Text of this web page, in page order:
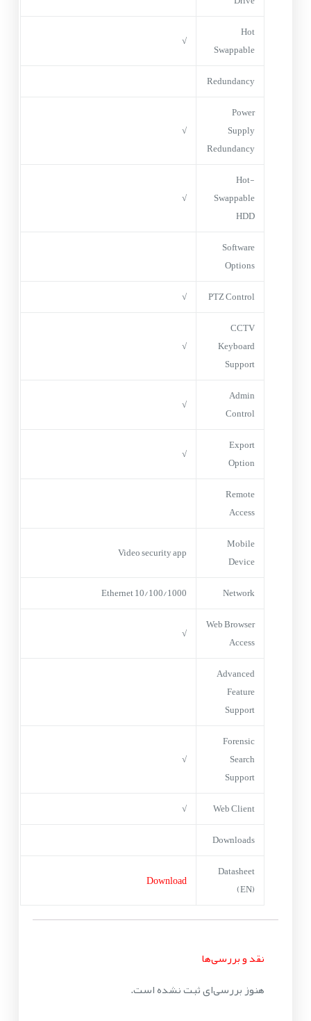
Hot
Swappable
√
Redundancy
Power
Supply
Redundancy
√
Hot-
Swappable
HDD
√
Software
Options
PTZ Control
√
CCTV
Keyboard
Support
√
Admin
Control
√
Export
Option
√
Remote
Access
Mobile
Device
Video security app
Network
10/100/1000 Ethernet
Web Browser
Access
√
Advanced
Feature
Support
Forensic
Search
Support
√
Web Client
√
Downloads
Datasheet
(EN)
Download
نقد و بررسی‌ها
هنوز بررسی‌ای ثبت نشده است.